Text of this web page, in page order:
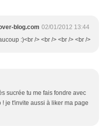
blog.com 02/01/2012 13:44
:)<br /> <br /> <br /> <br />
sucrée tu me fais fondre avec
je t'invite aussi à liker ma page